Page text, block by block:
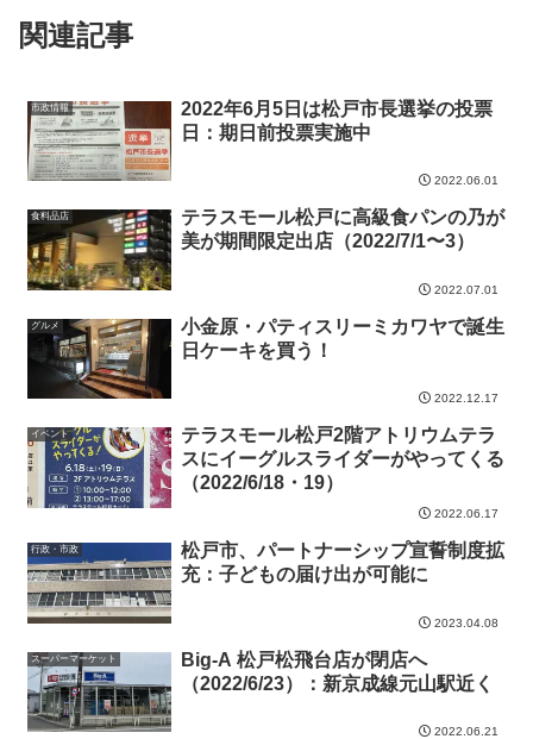
関連記事
市政情報
2022年6月5日は松戸市長選挙の投票
日：期日前投票実施中
2022.06.01
食料品店
テラスモール松戸に高級食パンの乃が
美が期間限定出店（2022/7/1〜3）
2022.07.01
グルメ
小金原・パティスリーミカワヤで誕生
日ケーキを買う！
2022.12.17
イベント
テラスモール松戸2階アトリウムテラ
スにイーグルスライダーがやってくる
（2022/6/18・19）
2022.06.17
行政・市政
松戸市、パートナーシップ宣誓制度拡
充：子どもの届け出が可能に
2023.04.08
スーパーマーケット
Big-A 松戸松飛台店が閉店へ
（2022/6/23）：新京成線元山駅近く
2022.06.21